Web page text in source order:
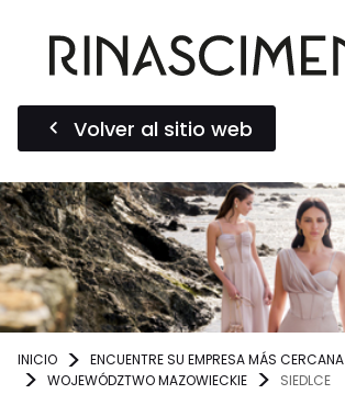
Volver al sitio web
INICIO ENCUENTRE SU EMPRESA MÁS CERCANA
WOJEWÓDZTWO MAZOWIECKIE
SIEDLCE